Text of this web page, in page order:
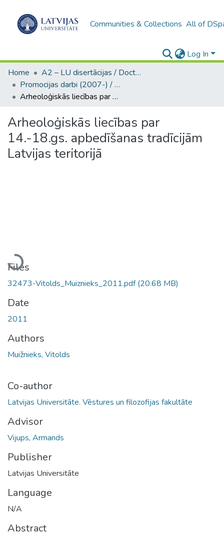
Communities & Collections All of
Log In
Home
A2 – LU disertācijas / Doctoral theses UL
Promocijas darbi (2007-) / Theses PhD
Arheoloģiskās liecības par 14.-18.gs. apbedīšanas tradīcijām Latvijas teritorijā
Arheoloģiskās liecības par
14.-18.gs. apbedīšanas tradīcijām
Latvijas teritorijā
Loading...
Files
32473-Vitolds_Muiznieks_2011.pdf(20.68 MB)
Date
2011
Authors
Muižnieks, Vitolds
Co-author
Latvijas Universitāte. Vēstures un filozofijas fakultāte
Advisor
Vijups, Armands
Publisher
Latvijas Universitāte
Language
N/A
Abstract